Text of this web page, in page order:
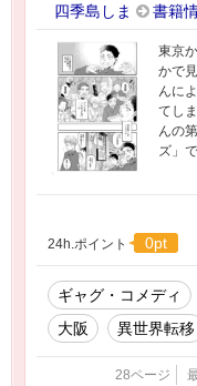
四季島しま 書籍
東京
かで
んに
てし
んの
ズ」
24h.ポイント 0pt
ギャグ・コメディ
大阪
異世界転移
28ページ